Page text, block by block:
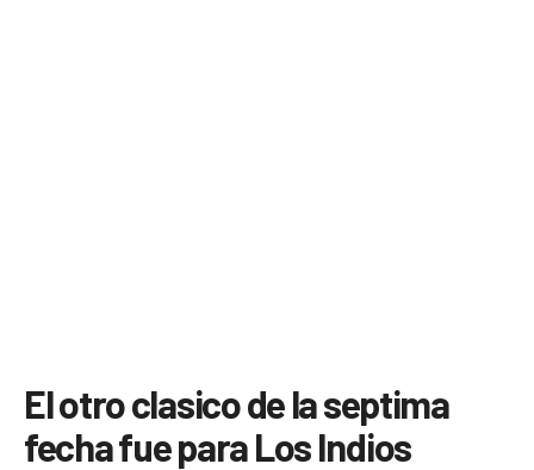
El otro clasico de la septima
fecha fue para Los Indios